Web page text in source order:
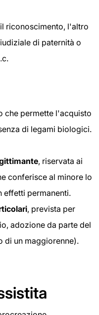
riconoscimento, l'altro
di paternità o
che permette l'acquisto
di legami biologici.
, riservata ai
conferisce al minore lo
effetti permanenti.
, prevista per
adozione da parte del
di un maggiorenne).